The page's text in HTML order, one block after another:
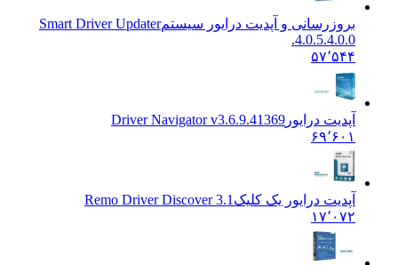
و آپدیت درایور سیستمSmart Driver Updater
درایورDriver Navigator v3.6.9.41369
درایور یک کلیک Remo Driver Discover 3.1